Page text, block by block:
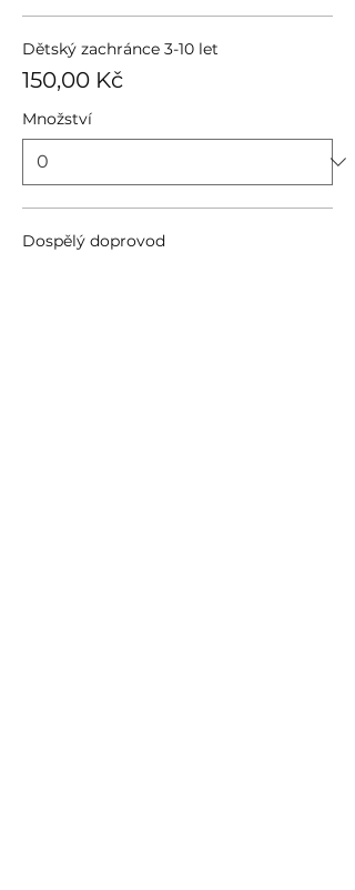
Dětský zachránce 3-10 let
150,00 Kč
Množství
Dospělý doprovod